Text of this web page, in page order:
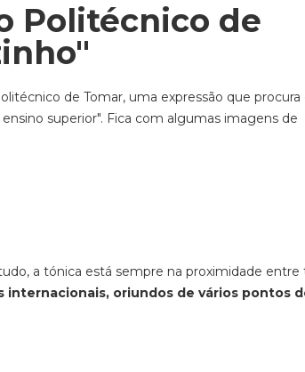
Politécnico de
de Tomar, uma expressão que procura
superior". Fica com algumas imagens de
a tónica está sempre na proximidade entre
internacionais, oriundos de vários pontos